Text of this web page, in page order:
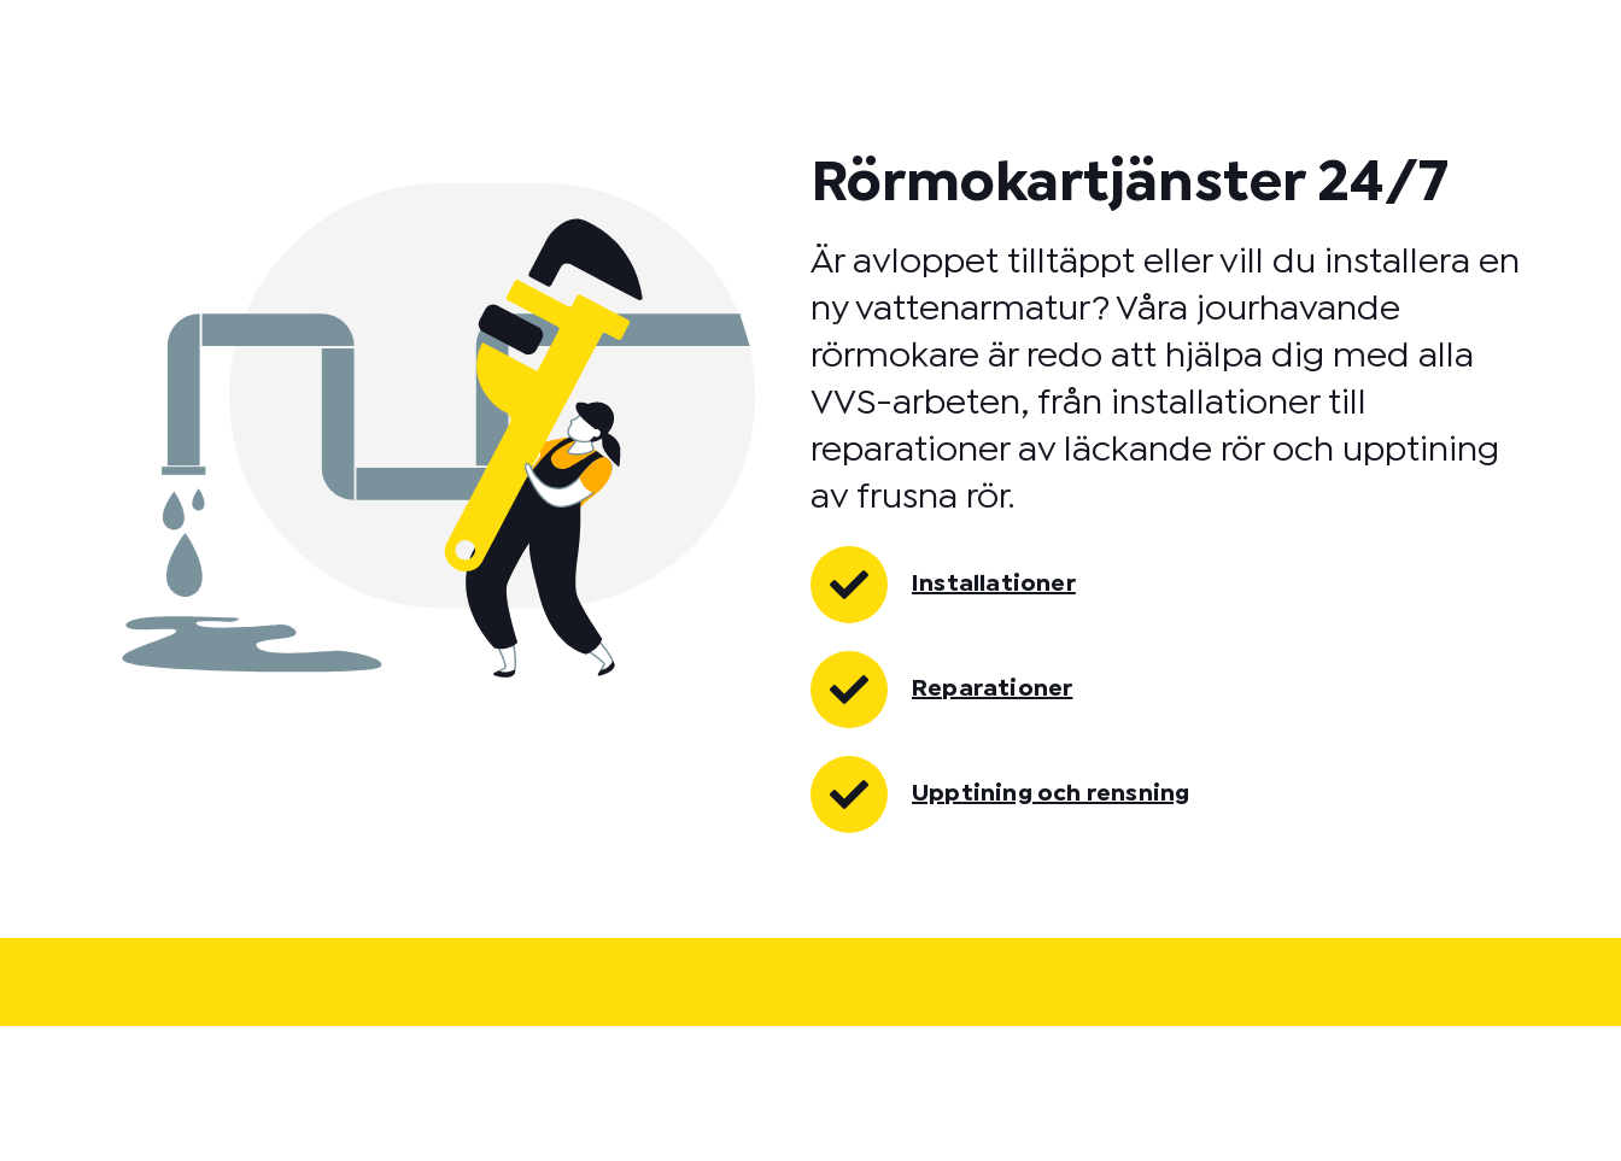
Rörmokartjänster 24/7
Är avloppet tilltäppt eller vill du installera en
ny vattenarmatur? Våra jourhavande
rörmokare är redo att hjälpa dig med alla
VVS-arbeten, från installationer till
reparationer av läckande rör och upptining
av frusna rör.
Installationer
Reparationer
Upptining och rensning